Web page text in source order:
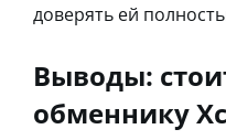
доверять ей
Выводы:
обменнику